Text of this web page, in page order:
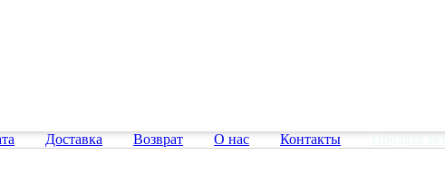
Доставка Возврат О нас Контакты